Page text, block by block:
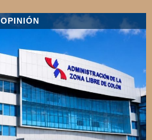
OPINIÓN